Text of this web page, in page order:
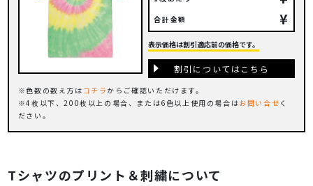
合計金額 ¥
色数の数え方は コチラからご確認いただけます。
4枚以下、200枚以上の場合、または6色以上使用の場合はお問い合せ く
ださい。
表示価格は割引適応前の価格です。
割引についてはこちら
Tシャツのプリント＆刺繍について